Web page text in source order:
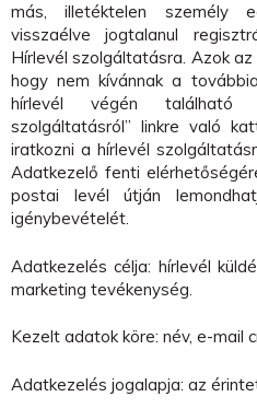
más, illetéktelen személy
visszaélve jogtalanul
Hírlevél szolgáltatásra. Azok
hogy nem kívánnak a
hírlevél végén található
szolgáltatásról” linkre való
iratkozni a hírlevél
Adatkezelő fenti
postai levél útján
igénybevételét.
Adatkezelés célja: hírlevél
marketing tevékenység.
Kezelt adatok köre: név, e-mail
Adatkezelés jogalapja: az